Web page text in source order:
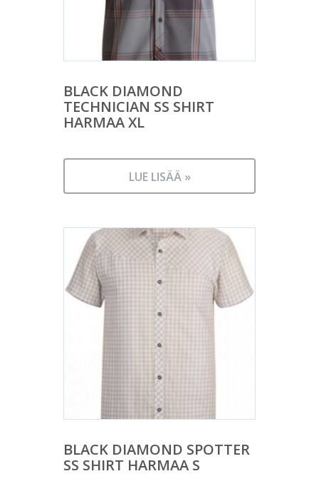
BLACK DIAMOND
TECHNICIAN SS SHIRT
HARMAA XL
LUE LISÄÄ »
BLACK DIAMOND SPOTTER
SS SHIRT HARMAA S